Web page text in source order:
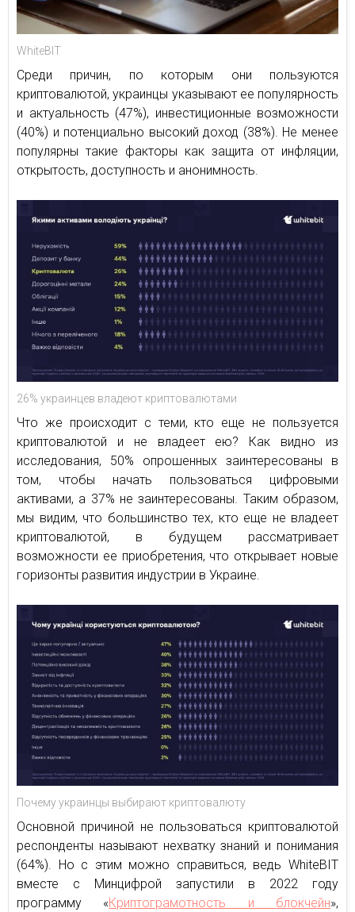
WhiteBIT
Среди причин, по которым они пользуются
криптовалютой, украинцы указывают ее популярность
и актуальность (47%), инвестиционные возможности
(40%) и потенциально высокий доход (38%). Не менее
популярны такие факторы как защита от инфляции,
открытость, доступность и анонимность.
26% украинцев владеют криптовалютами
Что же происходит с теми, кто еще не пользуется
криптовалютой и не владеет ею? Как видно из
исследования, 50% опрошенных заинтересованы в
том, чтобы начать пользоваться цифровыми
активами, а 37% не заинтересованы. Таким образом,
мы видим, что большинство тех, кто еще не владеет
криптовалютой, в будущем рассматривает
возможности ее приобретения, что открывает новые
горизонты развития индустрии в Украине.
Почему украинцы выбирают криптовалюту
Основной причиной не пользоваться криптовалютой
респонденты называют нехватку знаний и понимания
(64%). Но c этим можно справиться, ведь WhiteBIT
вместе с Минцифрой запустили в 2022 году
программу «Криптограмотность и блокчейн»,